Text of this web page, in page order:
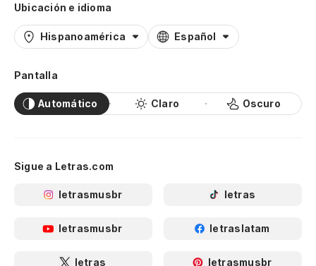
Ubicación e idioma
Hispanoamérica Español
Pantalla
Automático Claro Oscuro
Sigue a Letras.com
letrasmusbr letras
letrasmusbr letraslatam
letras letrasmusbr